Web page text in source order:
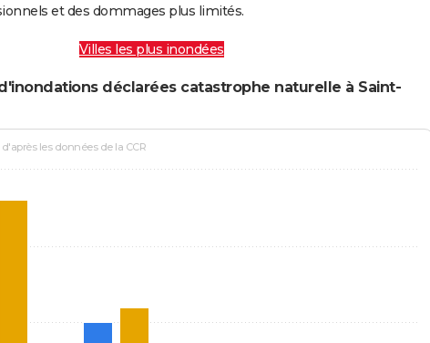
et des dommages plus limités.
Villes les plus inondées
déclarées catastrophe naturelle à Saint-
les données de la CCR